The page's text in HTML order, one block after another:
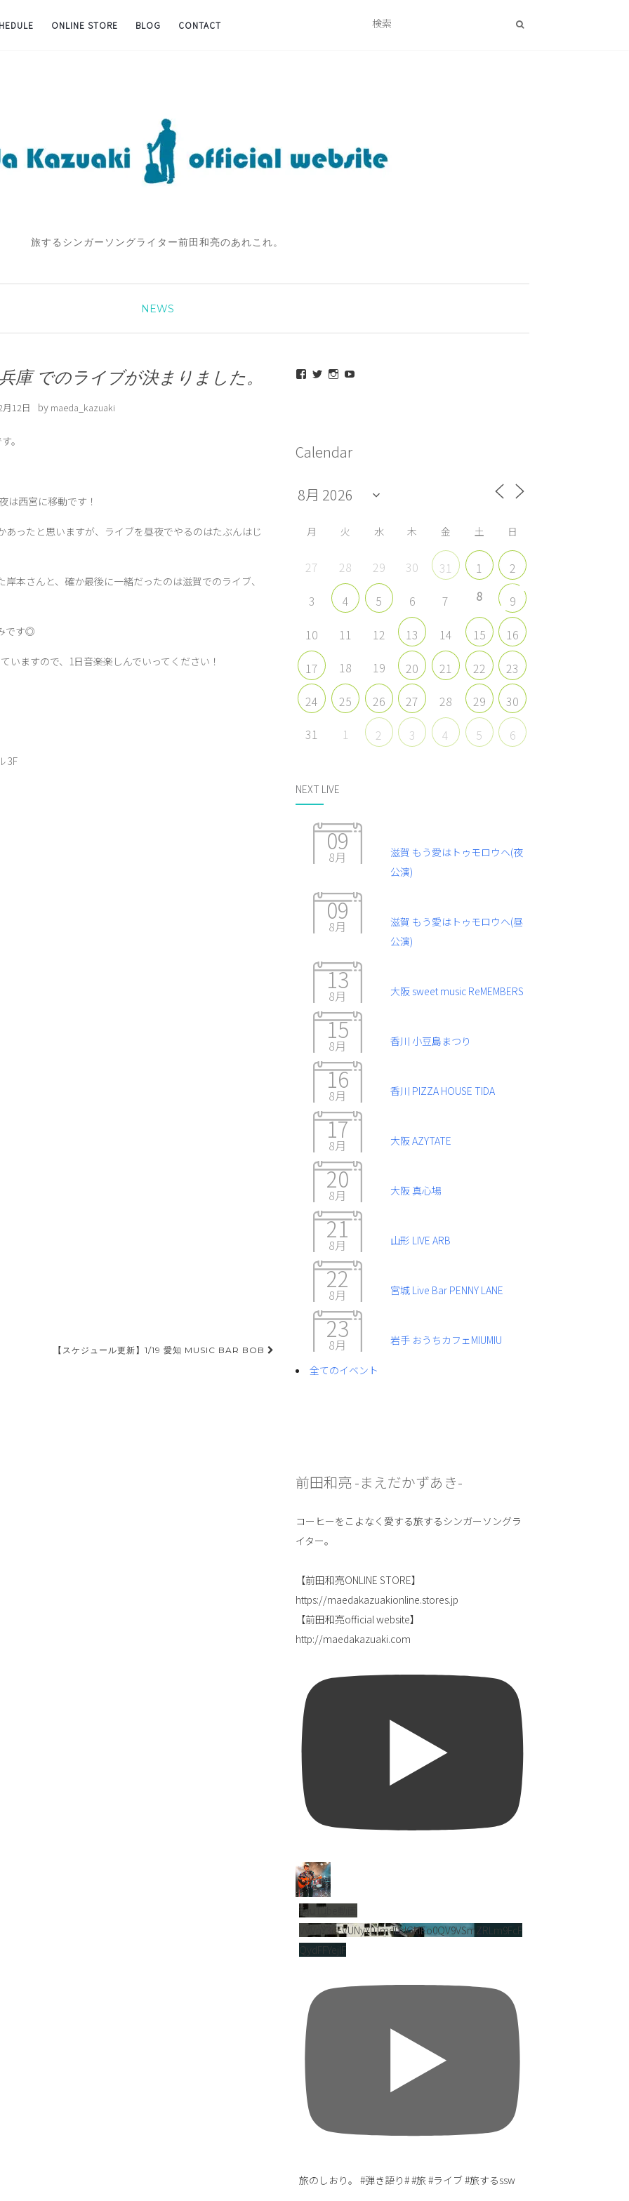
ONLINE STORE BLOG CONTACT
旅するシンガーソングライター前田和亮のあれこれ。
NEWS
庫 でのライブが決まりました。
12日 by maeda_kazuaki
。
は西宮に移動です！
ったと思いますが、ライブを昼夜でやるのはたぶんはじ
本さんと、確か最後に一緒だったのは滋賀でのライブ、
です◎
いますので、1日音楽楽しんでいってください！
3F
【スケジュール更新】1/19 愛知 MUSIC BAR BOB
maeda_kazuaki@me.com
さ
ィ
ー
を
Facebook
示
maedakazuaki
さ
ィ
ー
を
Twitter
maede_kazuaki
さ
ィ
ー
を
Instagram
示
MaedeKazuaki128
YouTube
Calendar
月 火 水 木 金 土 日
27 28 29 30 31 1
2
3
4 5 6 7 8
9
10
11 12 13 14 15
16
17
18 19 20 21 22
23
24
25 26 27 28 29
30
31
1 2 3 4 5 6
NEXT LIVE
09
8月
滋賀 もう愛はトゥモロウヘ(夜
公演)
09
8月
滋賀 もう愛はトゥモロウヘ(昼
公演)
13
8月 大阪 sweet music ReMEMBERS
15
8月 香川 小豆島まつり
16
8月 香川 PIZZA HOUSE TIDA
17
8月 大阪 AZYTATE
20
8月 大阪 真心場
21
8月 山形 LIVE ARB
22
8月 宮城 Live Bar PENNY LANE
23
8月 岩手 おうちカフェMIUMIU
全てのイベント
前田和亮 -まえだかずあき-
コーヒーをこよなく愛する旅するシンガーソングラ
イター。
【前田和亮ONLINE STORE】
https://maedakazuakionline.stores.jp
【前田和亮official website】
http://maedakazuaki.com
YouTube動画
VVVnY3dFVUNyY01mdDdGMEo0QV9VSmZRLm9FcF
QydFFYejlF
旅のしおり。 #弾き語り# #旅 #ライブ #旅するssw